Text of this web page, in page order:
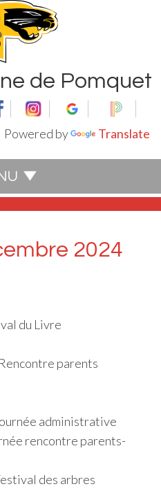
Powered by Translate
de Pomquet
2024
du Livre
parents
administrative
parents-
arbres